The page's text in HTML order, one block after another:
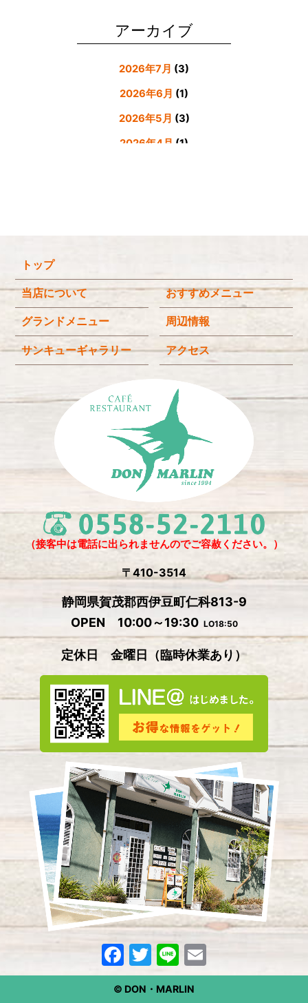
アーカイブ
2026年7月 (3)
2026年6月 (1)
2026年5月 (3)
2026年4月 (1)
2025年9月(3)
2025年8月(4)
2025年6月(3)
2025年4月
(2)
2025年3月
(2)
2025年2月
(6)
2024年12月
(1)
2024年11月
2024年10月(1)
2024年9月(5)
2024年6月
(4)
2024年5月(4)
2024年4月 (2)
2024年3月(5)
2024年2月(3)
2024年1月(3)
2023年12月
2023年11月(2)
2023年10月(5)
2023年9月(3)
2023年8月(3)
2023年7月(8)
2023年6月(1)
2023年4月(6)
2023年3月(6)
トップ
当店について おすすめメニュー
グランドメニュー 周辺情報
サンキューギャラリー アクセス
（接客中は電話に出られませんのでご容赦ください。）
〒410-3514
静岡県賀茂郡西伊豆町仁科813-9
OPEN 10:00～19:30 LO18:50
定休日 金曜日 （臨時休業あり）
F
a
T
w
Li
n m
© DON・MARLIN